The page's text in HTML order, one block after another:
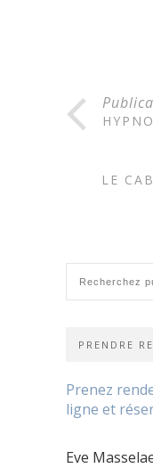
LE
PRENDRE
Prenez
ligne et
Eve